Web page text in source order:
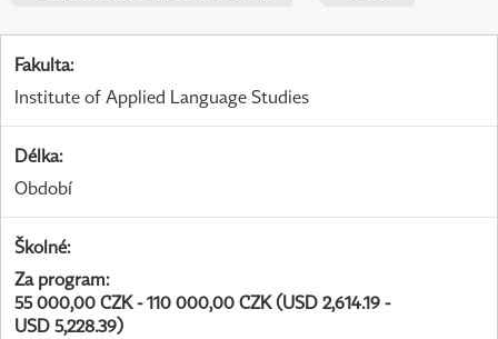
Fakulta:
Institute of Applied Language Studies
Délka:
Období
Školné:
Za program:
55 000,00 CZK - 110 000,00 CZK (USD 2,614.19 -
USD 5,228.39)